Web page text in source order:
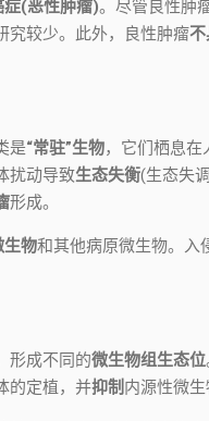
症(恶性肿瘤)。尽管良性肿
究较少。此外，良性肿瘤
是“常驻”生物，它们栖息在
扰动导致生态失衡(生态失
形成。
生物和其他病原微生物。入
形成不同的微生物组生态位
的定植，并抑制 内源性微生